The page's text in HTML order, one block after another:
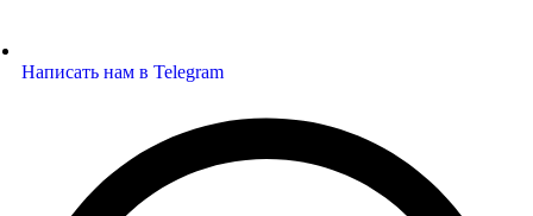
Написать нам в Telegram